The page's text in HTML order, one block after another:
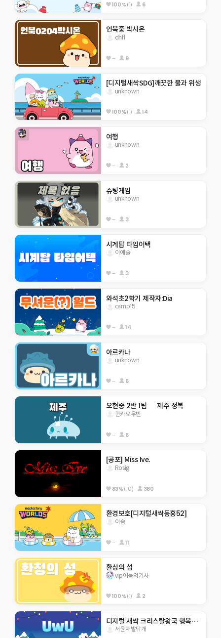
100%(1) 6
언북중 박시온
dhfl
-- 9
[디지털새싹SDG]깨끗한 물과 위생
unknown
100%(1) 14
여행
unknown
-- 2
슈팅게임
unknown
-- 3
시계탑 타임어택
이예솔
-- 3
와석초2학기 제작자:Dia
camp15
-- 14
아르카나
unknown
-- 6
오현중 2반 1팀      제주 정복
퀸카오우빈
-- 6
[공포] Miss Ive.
Rosig
83%(10) 380
환경보호[디지털새싹동홍52]
이숨
-- 11
환상의 섬
vip어둠의기사
100%(1) 2
디지털 새싹 크리스탈왕국 행복초 5-8 응애~~
서윤재발닦개